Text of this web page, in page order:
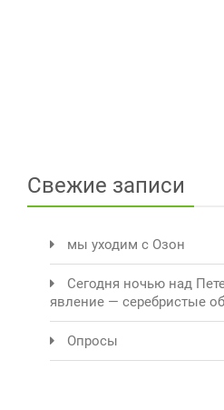
Свежие записи
мы уходим с Озон
Сегодня ночью над
явление — серебристые
Опросы